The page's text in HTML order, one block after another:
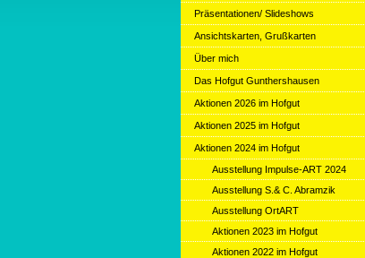
Präsentationen/ Slideshows
Ansichtskarten, Grußkarten
Über mich
Das Hofgut Gunthershausen
Aktionen 2026 im Hofgut
Aktionen 2025 im Hofgut
Aktionen 2024 im Hofgut
Ausstellung Impulse-ART 2024
Ausstellung S.& C. Abramzik
Ausstellung OrtART
Aktionen 2023 im Hofgut
Aktionen 2022 im Hofgut